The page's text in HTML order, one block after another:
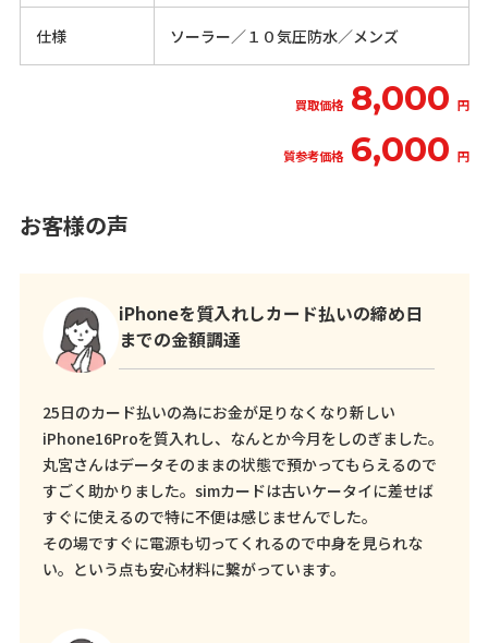
仕様 ソーラー／１０気圧防水／メンズ
買取価格 8,000 円
質参考価格 6,000 円
お客様の声
iPhoneを質入れしカード払いの締め日
までの金額調達
25日のカード払いの為にお金が足りなくなり新しい
iPhone16Proを質入れし、なんとか今月をしのぎました。
丸宮さんはデータそのままの状態で預かってもらえるので
すごく助かりました。simカードは古いケータイに差せば
すぐに使えるので特に不便は感じませんでした。
その場ですぐに電源も切ってくれるので中身を見られな
い。という点も安心材料に繋がっています。